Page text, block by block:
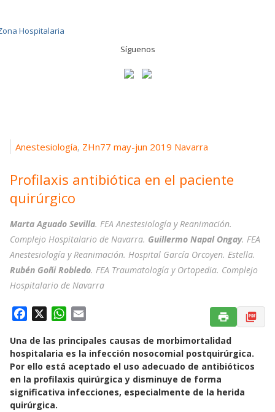
Síguenos
Anestesiología, ZHn77 may-jun 2019 Navarra
Profilaxis antibiótica en el paciente
quirúrgico
Marta Aguado Sevilla. FEA Anestesiología y Reanimación.
Complejo Hospitalario de Navarra. Guillermo Napal Ongay. FEA
Anestesiología y Reanimación. Hospital García Orcoyen. Estella.
Rubén Goñi Robledo. FEA Traumatología y Ortopedia. Complejo
Hospitalario de Navarra
c
e
b
o
o
W
a
t
s
A
a
l
Una de las principales causas de morbimortalidad
hospitalaria es la infección nosocomial postquirúrgica.
Por ello está aceptado el uso adecuado de antibióticos
en la profilaxis quirúrgica y disminuye de forma
significativa infecciones, especialmente de la herida
quirúrgica.